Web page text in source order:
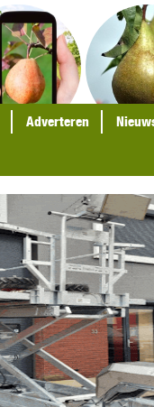
Adverteren